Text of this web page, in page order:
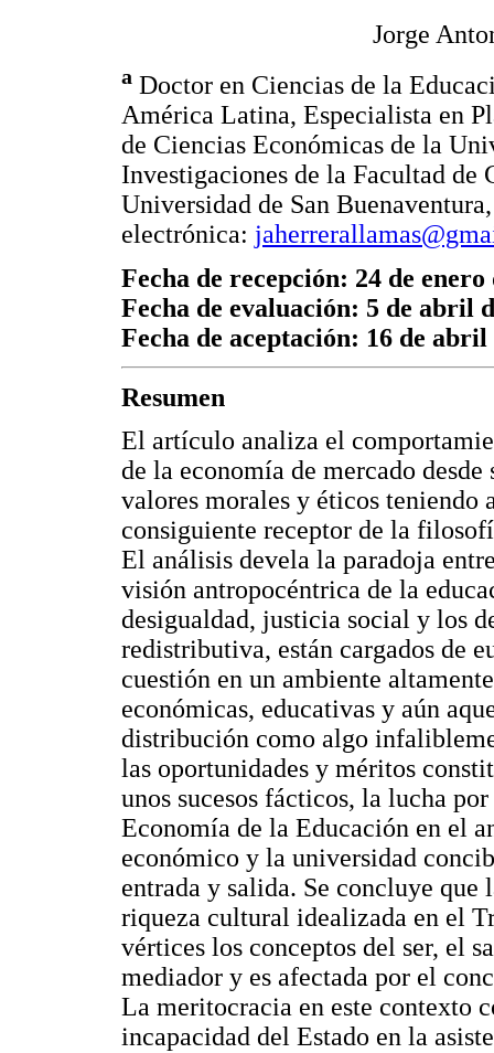
Jorge
a Doctor en Ciencias de la
América Latina, Especialista en
de Ciencias Económicas de la
Investigaciones de la Facultad
Universidad de San
electrónica:
Fecha de recepción: 24 de enero
Fecha de evaluación: 5 de abril
Fecha de aceptación: 16 de abril
Resumen
El artículo analiza el
de la economía de mercado
valores morales y éticos
consiguiente receptor de la
El análisis devela la paradoja
visión antropocéntrica de la
desigualdad, justicia social y los
redistributiva, están cargados de
cuestión en un ambiente
económicas, educativas y aún
distribución como algo
las oportunidades y méritos
unos sucesos fácticos, la lucha
Economía de la Educación en el
económico y la universidad
entrada y salida. Se concluye
riqueza cultural idealizada en el
vértices los conceptos del ser, el
mediador y es afectada por el
La meritocracia en este contexto
incapacidad del Estado en la